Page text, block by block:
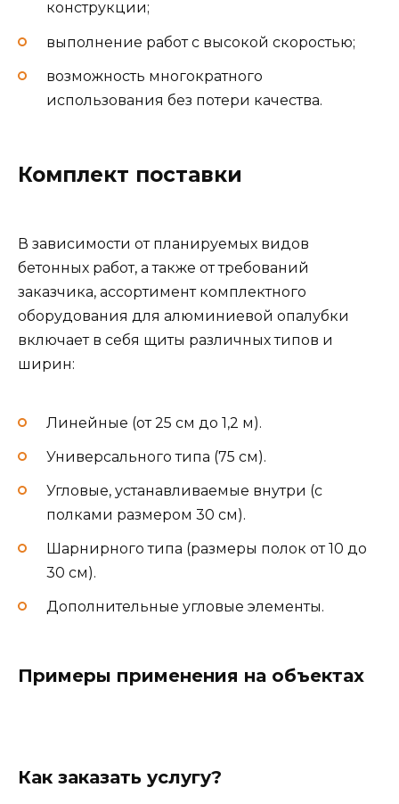
конструкции;
выполнение работ с высокой скоростью;
возможность многократного
использования без потери качества.
Комплект поставки
В зависимости от планируемых видов
бетонных работ, а также от требований
заказчика, ассортимент комплектного
оборудования для алюминиевой опалубки
включает в себя щиты различных типов и
ширин:
Линейные (от 25 см до 1,2 м).
Универсального типа (75 см).
Угловые, устанавливаемые внутри (с
полками размером 30 см).
Шарнирного типа (размеры полок от 10 до
30 см).
Дополнительные угловые элементы.
Примеры применения на объектах
Как заказать услугу?